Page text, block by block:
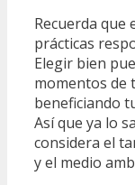
Recuerda que
prácticas
Elegir bien
momentos de
beneficiando
Así que ya lo
considera el
y el medio